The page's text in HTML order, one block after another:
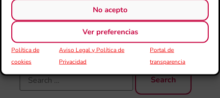
No acepto
Ver preferencias
Política de
cookies
Aviso Legal y Política de
Privacidad
Portal de
transparencia